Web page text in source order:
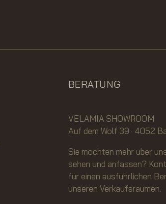
BERATUNG
VELAMIA SHOWROOM
Auf dem Wolf 39 · 4052
Sie möchten mehr über
sehen und anfassen?
für einen ausführlichen
unseren Verkaufsräumen.